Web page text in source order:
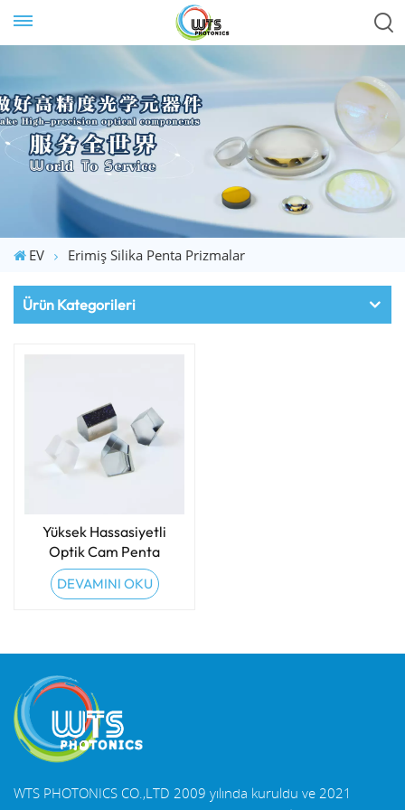
EV Erimiş Silika Penta Prizmalar
Ürün Kategorileri
Yüksek Hassasiyetli
Optik Cam Penta
Prizmalar
DEVAMINI OKU
WTS PHOTONICS CO.,LTD 2009 yılında kuruldu ve 2021